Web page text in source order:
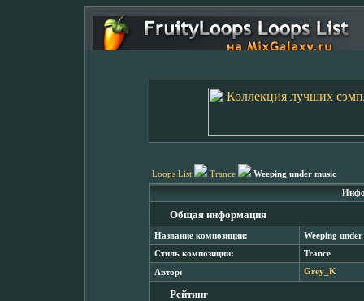
Loops List Trance Weeping under music
Общая информация
Название композиции: Weeping under
Стиль композиции: Trance
Автор: Grey_K
Рейтинг